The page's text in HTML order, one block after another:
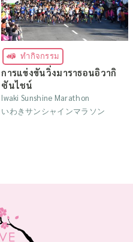
ทำกิจกรรม
การแข่งขันวิ่งมาราธอนอิวากิ
ซันไชน์
Iwaki Sunshine Marathon
いわきサンシャインマラソン